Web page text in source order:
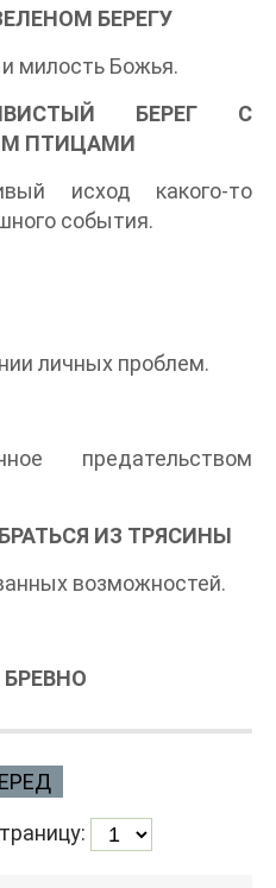
БЕРЕГУ
милость Божья.
БЕРЕГ С
ПТИЦАМИ
исход какого-то
события.
личных проблем.
предательством
ИЗ ТРЯСИНЫ
возможностей.